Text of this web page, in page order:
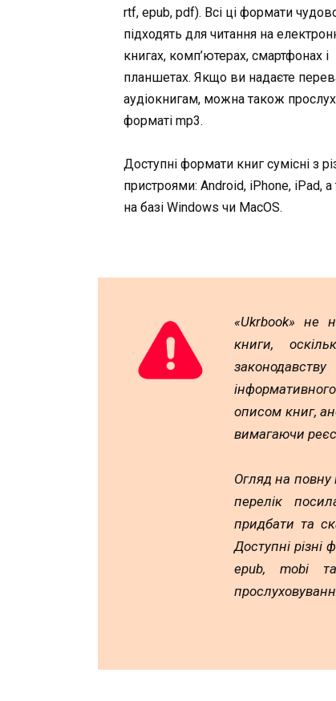
rtf, epub, pdf). Всі ці формати
підходять для читання на
книгах, комп’ютерах, смартфонах і
планшетах. Якщо ви надаєте
аудіокнигам, можна також
форматі mp3.
Доступні формати книг сумісні з
пристроями: Android, iPhone, iPad,
на базі Windows чи MacOS.
«Ukrbook» не
книги,
описом книг,
вимагаючи
Огляд на повну
перелік
придбати та
Доступні
epub, mobi